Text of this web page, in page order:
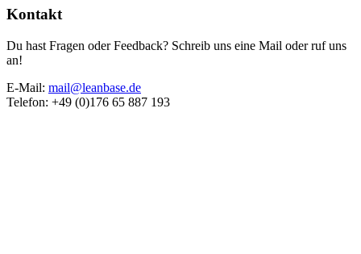
Kontakt
Du hast Fragen oder Feedback? Schreib uns eine Mail oder ruf uns
an!
E-Mail: mail@leanbase.de
Telefon: +49 (0)176 65 887 193